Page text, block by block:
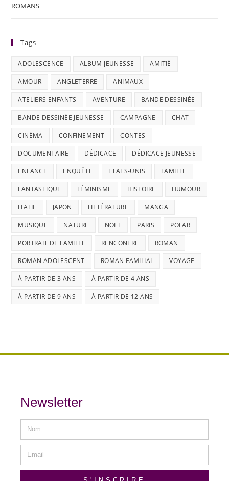
ROMANS
Tags
ADOLESCENCE ALBUM JEUNESSE AMITIÉ
AMOUR ANGLETERRE ANIMAUX
ATELIERS ENFANTS AVENTURE BANDE DESSINÉE
BANDE DESSINÉE JEUNESSE CAMPAGNE CHAT
CINÉMA CONFINEMENT CONTES
DOCUMENTAIRE DÉDICACE DÉDICACE JEUNESSE
ENFANCE ENQUÊTE ETATS-UNIS FAMILLE
FANTASTIQUE FÉMINISME HISTOIRE HUMOUR
ITALIE JAPON LITTÉRATURE MANGA
MUSIQUE NATURE NOËL PARIS POLAR
PORTRAIT DE FAMILLE RENCONTRE ROMAN
ROMAN ADOLESCENT ROMAN FAMILIAL VOYAGE
À PARTIR DE 3 ANS À PARTIR DE 4 ANS
À PARTIR DE 9 ANS À PARTIR DE 12 ANS
Newsletter